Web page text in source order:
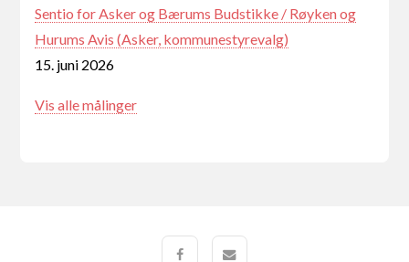
Sentio for Asker og Bærums Budstikke / Røyken og
Hurums Avis (Asker, kommunestyrevalg)
15. juni 2026
Vis alle målinger